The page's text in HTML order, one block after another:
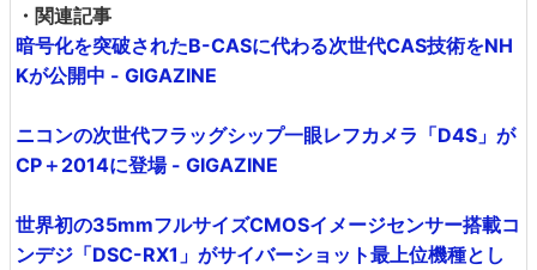
・関連記事
暗号化を突破されたB-CASに代わる次世代CAS技術をNH
Kが公開中 - GIGAZINE
ニコンの次世代フラッグシップ一眼レフカメラ「D4S」が
CP＋2014に登場 - GIGAZINE
世界初の35mmフルサイズCMOSイメージセンサー搭載コ
ンデジ「DSC-RX1」がサイバーショット最上位機種とし